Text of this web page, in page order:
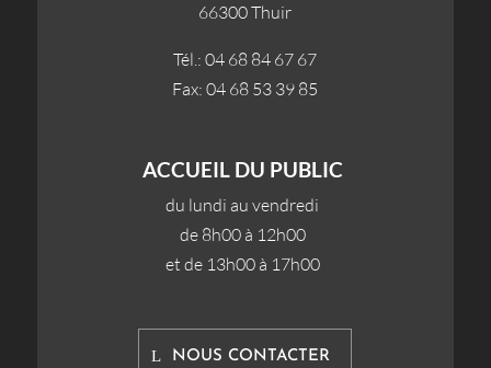
66300 Thuir
Tél.: 04 68 84 67 67
Fax: 04 68 53 39 85
ACCUEIL DU PUBLIC
du lundi au vendredi
de 8h00 à 12h00
et de 13h00 à 17h00
NOUS CONTACTER